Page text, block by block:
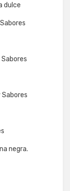
dulce
Sabores
Sabores
negra.